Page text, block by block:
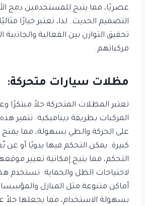
عصريًا، مما يتيح للمستخدمين دمج
التصميم الحديث. لذا، تعتبر خيارًا
تحقيق التوازن بين الفعالية والجاذبية
مركباتهم.
مظلات سيارات متحركة:
تعتبر المظلات المتحركة حلاً مبتكرًا
المركبات بطريقة ديناميكية. تتميز
على الحركة والطي بسهولة، مما
كبيرة. يمكن التحكم فيها يدويًا أو عن
التحكم، مما يتيح إمكانية تغيير
لاحتياجات الظل والحماية. تستخدم
أماكن متنوعة مثل المنازل والمؤسسات
بسهولة الاستخدام، مما يجعلها حلاً